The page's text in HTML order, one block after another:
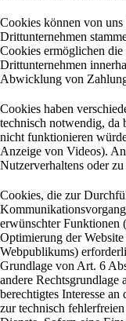
Cookies können von
Drittunternehmen
Cookies ermöglichen
Drittunternehmen
Abwicklung von
Cookies haben
technisch notwendig, da
nicht funktionieren
Anzeige von Videos).
Nutzerverhaltens oder
Cookies, die zur
erwünschter
Optimierung der
Webpublikums)
Grundlage von Art. 6
andere Rechtsgrundlage
berechtigtes Interesse
zur technisch